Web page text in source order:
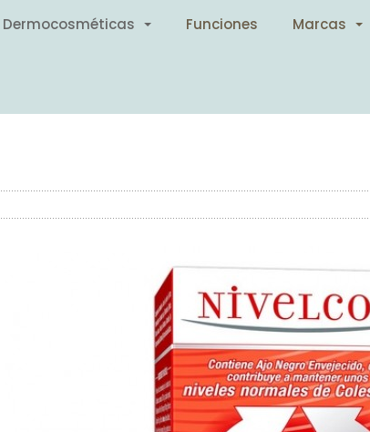
Dermocosméticas Funciones Marcas